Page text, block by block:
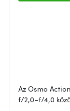
Az Osmo
f/2,0–f/4,0